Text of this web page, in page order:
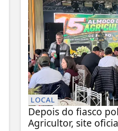
LOCAL
Depois do fiasco
Agricultor, site